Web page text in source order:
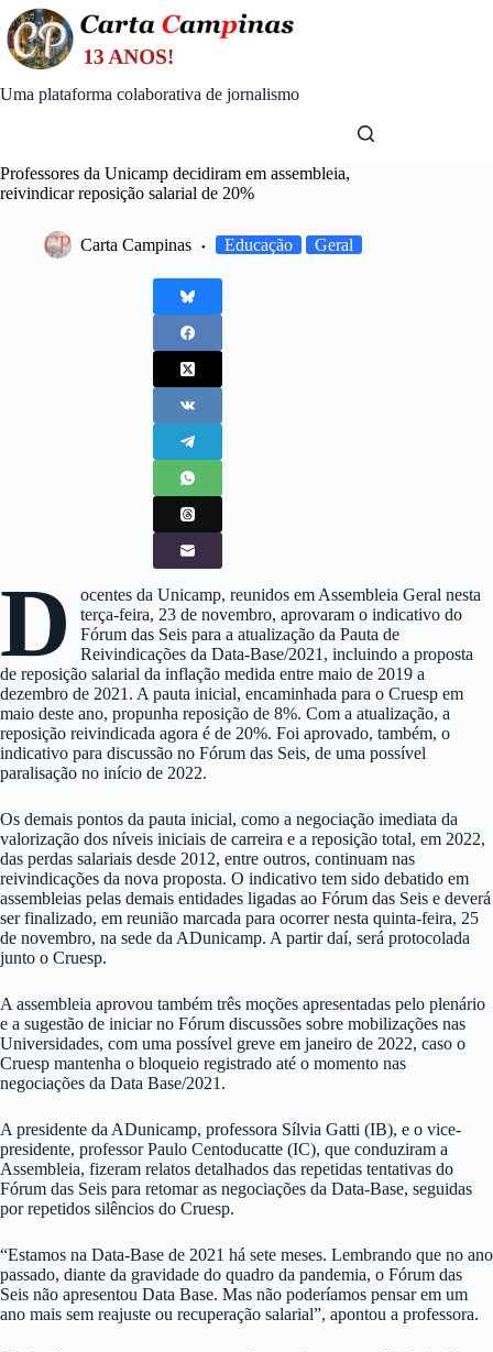
Skip
to
content
Uma plataforma colaborativa de jornalismo
Professores da Unicamp decidiram em assembleia,
reivindicar reposição salarial de 20%
Carta Campinas Educação Geral
D
ocentes da Unicamp, reunidos em Assembleia Geral nesta
terça-feira, 23 de novembro, aprovaram o indicativo do
Fórum das Seis para a atualização da Pauta de
Reivindicações da Data-Base/2021, incluindo a proposta
de reposição salarial da inflação medida entre maio de 2019 a
dezembro de 2021. A pauta inicial, encaminhada para o Cruesp em
maio deste ano, propunha reposição de 8%. Com a atualização, a
reposição reivindicada agora é de 20%. Foi aprovado, também, o
indicativo para discussão no Fórum das Seis, de uma possível
paralisação no início de 2022.
Os demais pontos da pauta inicial, como a negociação imediata da
valorização dos níveis iniciais de carreira e a reposição total, em 2022,
das perdas salariais desde 2012, entre outros, continuam nas
reivindicações da nova proposta. O indicativo tem sido debatido em
assembleias pelas demais entidades ligadas ao Fórum das Seis e deverá
ser finalizado, em reunião marcada para ocorrer nesta quinta-feira, 25
de novembro, na sede da ADunicamp. A partir daí, será protocolada
junto o Cruesp.
A assembleia aprovou também três moções apresentadas pelo plenário
e a sugestão de iniciar no Fórum discussões sobre mobilizações nas
Universidades, com uma possível greve em janeiro de 2022, caso o
Cruesp mantenha o bloqueio registrado até o momento nas
negociações da Data Base/2021.
A presidente da ADunicamp, professora Sílvia Gatti (IB), e o vice-
presidente, professor Paulo Centoducatte (IC), que conduziram a
Assembleia, fizeram relatos detalhados das repetidas tentativas do
Fórum das Seis para retomar as negociações da Data-Base, seguidas
por repetidos silêncios do Cruesp.
“Estamos na Data-Base de 2021 há sete meses. Lembrando que no ano
passado, diante da gravidade do quadro da pandemia, o Fórum das
Seis não apresentou Data Base. Mas não poderíamos pensar em um
ano mais sem reajuste ou recuperação salarial”, apontou a professora.